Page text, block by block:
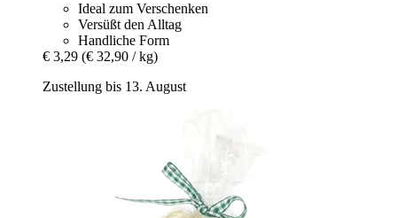
Ideal zum Verschenken
Versüßt den Alltag
Handliche Form
€ 3,29 (€ 32,90 / kg)
Zustellung bis 13. August